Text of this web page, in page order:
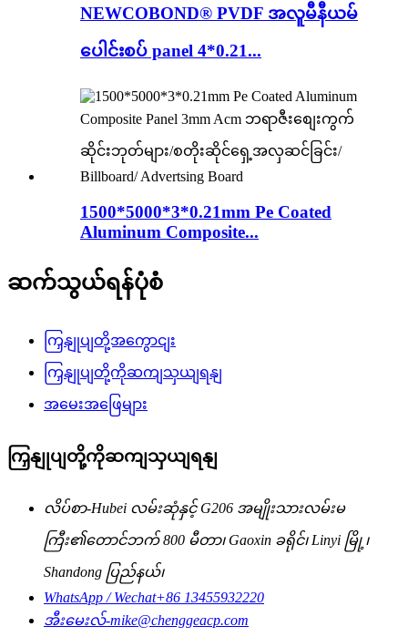
NEWCOBOND® PVDF အလူမီနီယမ်
ပေါင်းစပ် panel 4*0.21...
1500*5000*3*0.21mm Pe Coated
Aluminum Composite...
ဆက်သွယ်ရန်ပုံစံ
ကြှနျုပျတို့အကွောငျး
ကြှနျုပျတို့ကိုဆကျသှယျရနျ
အမေးအဖြေများ
ကြှနျုပျတို့ကိုဆကျသှယျရနျ
လိပ်စာ-Hubei လမ်းဆုံနှင့် G206 အမျိုးသားလမ်းမ
ကြီး၏တောင်ဘက် 800 မီတာ၊ Gaoxin ခရိုင်၊ Linyi မြို့၊
Shandong ပြည်နယ်၊
WhatsApp / Wechat+86 13455932220
အီးမေးလ်-mike@chenggeacp.com